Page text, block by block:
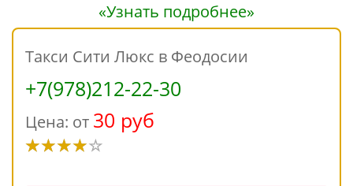
«Узнать подробнее»
Такси Сити Люкс в Феодосии
+7(978)212-22-30
Цена: от 30 руб